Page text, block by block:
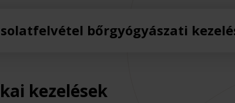
bőrgyógyászati
kezelések